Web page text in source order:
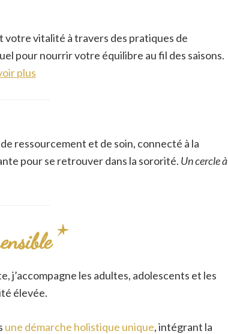
vitalité à travers des pratiques de
pour nourrir votre équilibre au fil des saisons.
plus
ressourcement et de soin, connecté à la
pour se retrouver dans la sororité. Un cercle à
les adultes, adolescents et les
élevée.
une démarche holistique unique, intégrant la